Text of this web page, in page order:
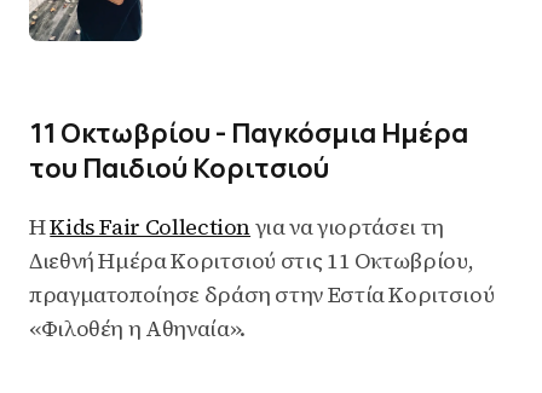
11 Οκτωβρίου - Παγκόσμια Ημέρα
του Παιδιού Κοριτσιού
HKids Fair Collectionγια να γιορτάσει τη
Διεθνή Ημέρα Κοριτσιού στις 11 Οκτωβρίου,
πραγματοποίησε δράση στην Εστία Κοριτσιού
«Φιλοθέη η Αθηναία».